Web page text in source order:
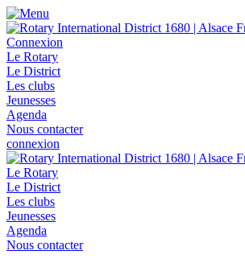
Connexion
Le Rotary
Le District
Les clubs
Jeunesses
Agenda
Nous contacter
connexion
Le Rotary
Le District
Les clubs
Jeunesses
Agenda
Nous contacter